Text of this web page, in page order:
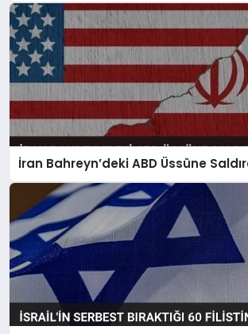
İran Bahreyn’deki ABD Üssüne